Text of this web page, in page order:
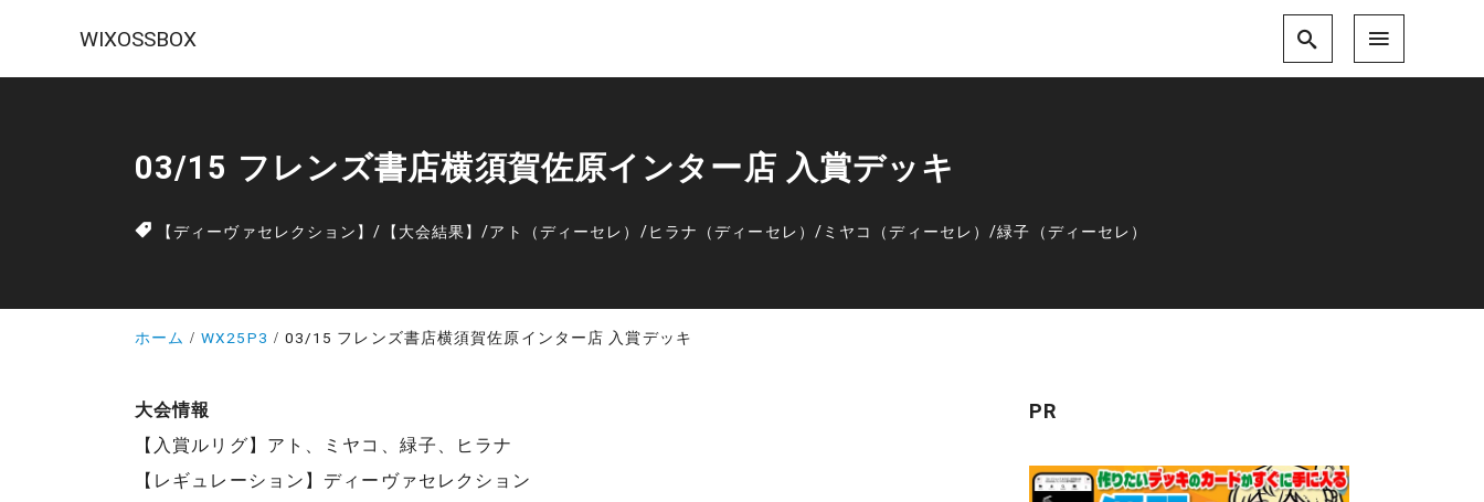
WIXOSSBOX
03/15 フレンズ書店横須賀佐原インター店 入賞デッキ
【ディーヴァセレクション】/ 【大会結果】/アト（ディーセレ） /ヒラナ（ディーセレ） / ミヤコ（ディーセレ）/緑子（ディーセレ）
ホーム WX25P3 03/15 フレンズ書店横須賀佐原インター店 入賞デッキ
大会情報
【入賞ルリグ】アト、ミヤコ、緑子、ヒラナ
【レギュレーション】ディーヴァセレクション
PR